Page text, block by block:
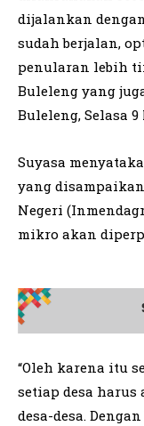
dijalankan
sudah berjalan,
penularan lebih
Buleleng yang
Buleleng, Selasa 9
Suyasa
yang
Negeri
mikro akan
“Oleh karena itu
setiap desa
desa-desa.